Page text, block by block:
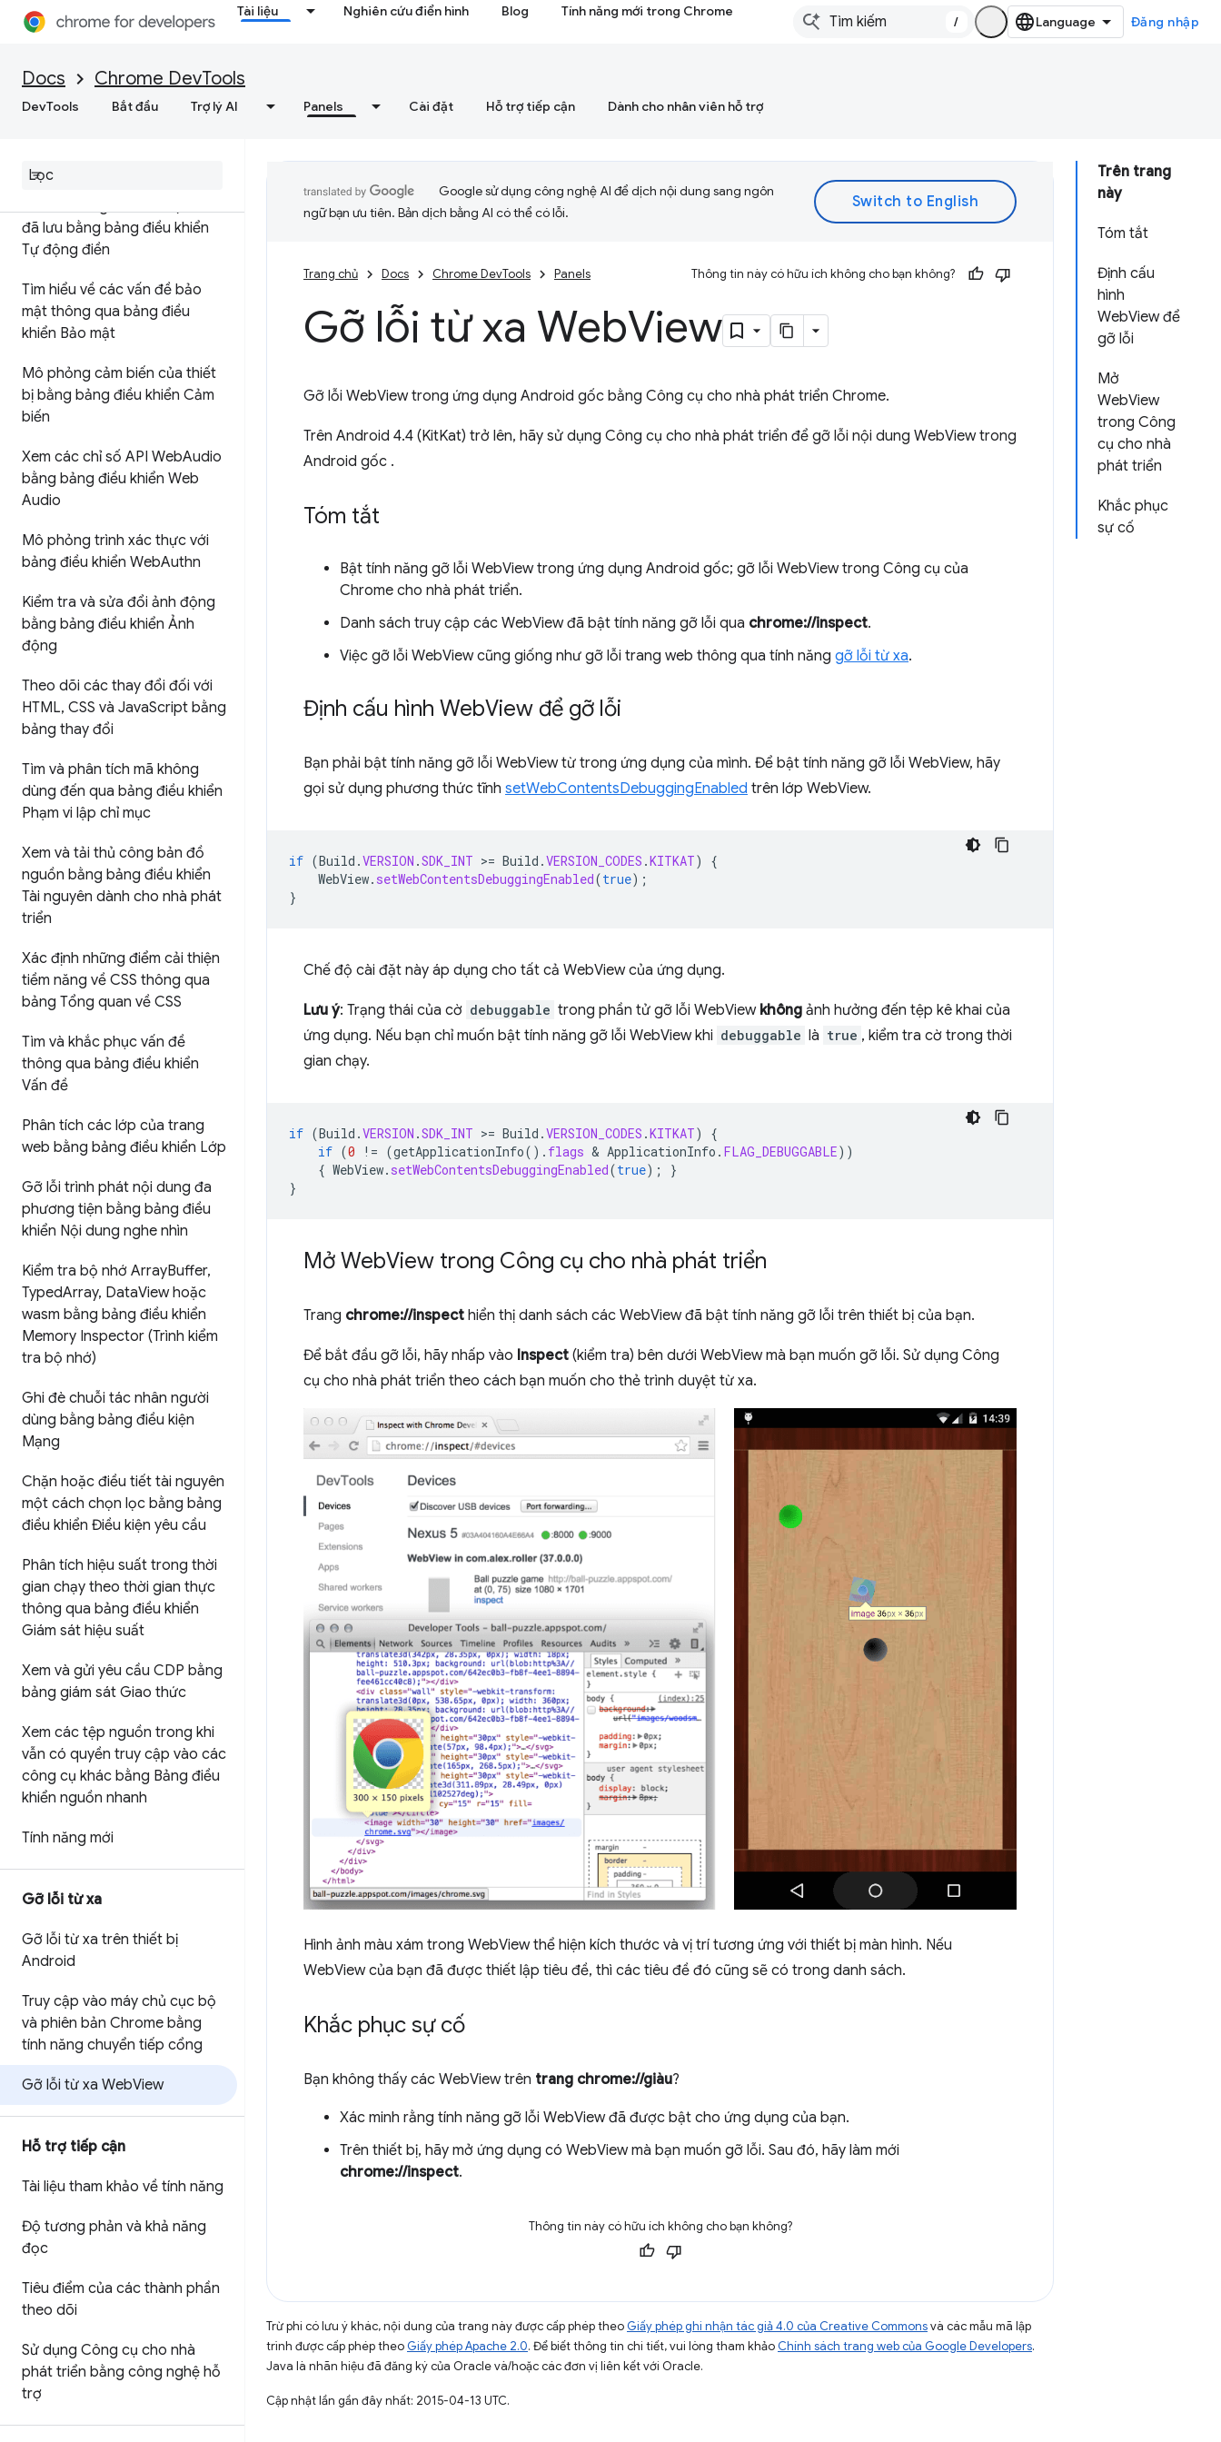
Tài liệu Nghiên cứu điển hình Blog Tính năng mới trong Chrome
/ Đăng nhập
Docs Chrome DevTools
DevTools Bắt đầu Trợ lý AI Panels Cài đặt Hỗ trợ tiếp cận Dành cho nhân viên hỗ trợ
Áp dụng hiệu ứng kết xuất
Bảng điều khiển khác
đã lưu bằng bảng điều khiển
Tự động điền
Tìm hiểu về các vấn đề bảo
mật thông qua bảng điều
khiển Bảo mật
Mô phỏng cảm biến của thiết
bị bằng bảng điều khiển Cảm
biến
Xem các chỉ số API WebAudio
bằng bảng điều khiển Web
Audio
Mô phỏng trình xác thực với
bảng điều khiển WebAuthn
Kiểm tra và sửa đổi ảnh động
bằng bảng điều khiển Ảnh
động
Theo dõi các thay đổi đối với
HTML, CSS và JavaScript bằng
bảng thay đổi
Tìm và phân tích mã không
dùng đến qua bảng điều khiển
Phạm vi lập chỉ mục
Xem và tải thủ công bản đồ
nguồn bằng bảng điều khiển
Tài nguyên dành cho nhà phát
triển
Xác định những điểm cải thiện
tiềm năng về CSS thông qua
bảng Tổng quan về CSS
Tìm và khắc phục vấn đề
thông qua bảng điều khiển
Vấn đề
Phân tích các lớp của trang
web bằng bảng điều khiển Lớp
Gỡ lỗi trình phát nội dung đa
phương tiện bằng bảng điều
khiển Nội dung nghe nhìn
Kiểm tra bộ nhớ ArrayBuffer,
TypedArray, DataView hoặc
wasm bằng bảng điều khiển
Memory Inspector (Trình kiểm
tra bộ nhớ)
Ghi đè chuỗi tác nhân người
dùng bằng bảng điều kiện
Mạng
Chặn hoặc điều tiết tài nguyên
một cách chọn lọc bằng bảng
điều khiển Điều kiện yêu cầu
Phân tích hiệu suất trong thời
gian chạy theo thời gian thực
thông qua bảng điều khiển
Giám sát hiệu suất
Xem và gửi yêu cầu CDP bằng
bảng giám sát Giao thức
Xem các tệp nguồn trong khi
vẫn có quyền truy cập vào các
công cụ khác bằng Bảng điều
khiển nguồn nhanh
Tính năng mới
Gỡ lỗi từ xa
Gỡ lỗi từ xa trên thiết bị
Android
Truy cập vào máy chủ cục bộ
và phiên bản Chrome bằng
tính năng chuyển tiếp cổng
Gỡ lỗi từ xa WebView
Hỗ trợ tiếp cận
Tài liệu tham khảo về tính năng
Độ tương phản và khả năng
đọc
Tiêu điểm của các thành phần
theo dõi
Sử dụng Công cụ cho nhà
phát triển bằng công nghệ hỗ
trợ
Trên trang
này
Tóm tắt
Định cấu
hình
WebView để
gỡ lỗi
Mở
WebView
trong Công
cụ cho nhà
phát triển
Khắc phục
sự cố
Google sử dụng công nghệ AI để dịch nội dung sang ngôn
ngữ bạn ưu tiên. Bản dịch bằng AI có thể có lỗi.
Trang chủ Docs Chrome DevTools Panels Thông tin này có hữu ích không cho bạn không?
Gỡ lỗi từ xa WebView
Gỡ lỗi WebView trong ứng dụng Android gốc bằng Công cụ cho nhà phát triển Chrome.
Trên Android 4.4 (KitKat) trở lên, hãy sử dụng Công cụ cho nhà phát triển để gỡ lỗi nội dung WebView trong
Android gốc .
Tóm tắt
Bật tính năng gỡ lỗi WebView trong ứng dụng Android gốc; gỡ lỗi WebView trong Công cụ của
Chrome cho nhà phát triển.
Danh sách truy cập các WebView đã bật tính năng gỡ lỗi qua chrome://inspect.
Việc gỡ lỗi WebView cũng giống như gỡ lỗi trang web thông qua tính năng gỡ lỗi từ xa.
Định cấu hình WebView để gỡ lỗi
Bạn phải bật tính năng gỡ lỗi WebView từ trong ứng dụng của mình. Để bật tính năng gỡ lỗi WebView, hãy
gọi sử dụng phương thức tĩnh setWebContentsDebuggingEnabled trên lớp WebView.
if (Build .VERSION .SDK_INT >= Build .VERSION_CODES .KITKAT)
{
WebView. setWebContentsDebuggingEnabled(true);
}
Chế độ cài đặt này áp dụng cho tất cả WebView của ứng dụng.
Lưu ý: Trạng thái của cờ debuggable trong phần tử gỡ lỗi WebView không ảnh hưởng đến tệp kê khai của
ứng dụng. Nếu bạn chỉ muốn bật tính năng gỡ lỗi WebView khi debuggable là true , kiểm tra cờ trong thời
gian chạy.
if (Build .VERSION .SDK_INT >= Build .VERSION_CODES .KITKAT)
{
if (0 != (getApplicationInfo(). flags & ApplicationInfo . FLAG_DEBUGGABLE))
{ WebView. setWebContentsDebuggingEnabled(true);
}
}
Mở WebView trong Công cụ cho nhà phát triển
Trang chrome://inspect hiển thị danh sách các WebView đã bật tính năng gỡ lỗi trên thiết bị của bạn.
Để bắt đầu gỡ lỗi, hãy nhấp vào Inspect (kiểm tra) bên dưới WebView mà bạn muốn gỡ lỗi. Sử dụng Công
cụ cho nhà phát triển theo cách bạn muốn cho thẻ trình duyệt từ xa.
Hình ảnh màu xám trong WebView thể hiện kích thước và vị trí tương ứng với thiết bị màn hình. Nếu
WebView của bạn đã được thiết lập tiêu đề, thì các tiêu đề đó cũng sẽ có trong danh sách.
Khắc phục sự cố
Bạn không thấy các WebView trên trang chrome://giàu?
Xác minh rằng tính năng gỡ lỗi WebView đã được bật cho ứng dụng của bạn.
Trên thiết bị, hãy mở ứng dụng có WebView mà bạn muốn gỡ lỗi. Sau đó, hãy làm mới
chrome://inspect.
Thông tin này có hữu ích không cho bạn không?
Trừ phi có lưu ý khác, nội dung của trang này được cấp phép theo Giấy phép ghi nhận tác giả 4.0 của Creative Commonsvà các mẫu mã lập
trình được cấp phép theo Giấy phép Apache 2.0. Để biết thông tin chi tiết, vui lòng tham khảo Chính sách trang web của Google Developers.
Java là nhãn hiệu đã đăng ký của Oracle và/hoặc các đơn vị liên kết với Oracle.
Cập nhật lần gần đây nhất: 2015-04-13 UTC.